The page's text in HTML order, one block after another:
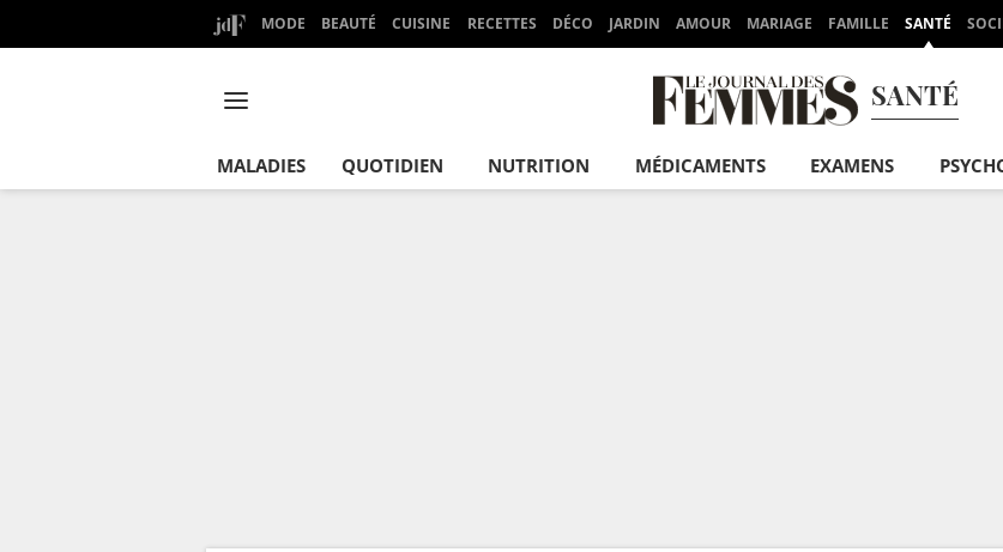
MODE BEAUTÉ CUISINE RECETTES DÉCO JARDIN AMOUR MARIAGE FAMILLE SANTÉ
SANTÉ
MALADIES QUOTIDIEN NUTRITION MÉDICAMENTS EXAMENS